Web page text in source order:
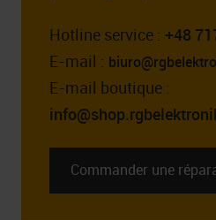
Hotline service : +48
E-mail :
E-mail boutique :
Commander une